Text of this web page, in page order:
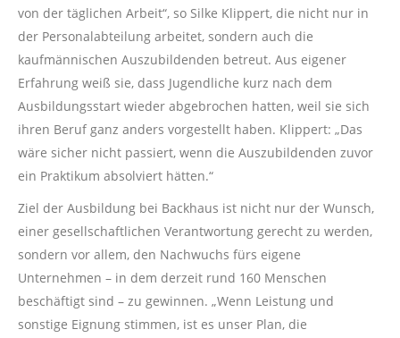
von der täglichen Arbeit“, so Silke Klippert, die nicht nur in
der Personalabteilung arbeitet, sondern auch die
kaufmännischen Auszubildenden betreut. Aus eigener
Erfahrung weiß sie, dass Jugendliche kurz nach dem
Ausbildungsstart wieder abgebrochen hatten, weil sie sich
ihren Beruf ganz anders vorgestellt haben. Klippert: „Das
wäre sicher nicht passiert, wenn die Auszubildenden zuvor
ein Praktikum absolviert hätten.“
Ziel der Ausbildung bei Backhaus ist nicht nur der Wunsch,
einer gesellschaftlichen Verantwortung gerecht zu werden,
sondern vor allem, den Nachwuchs fürs eigene
Unternehmen – in dem derzeit rund 160 Menschen
beschäftigt sind – zu gewinnen. „Wenn Leistung und
sonstige Eignung stimmen, ist es unser Plan, die